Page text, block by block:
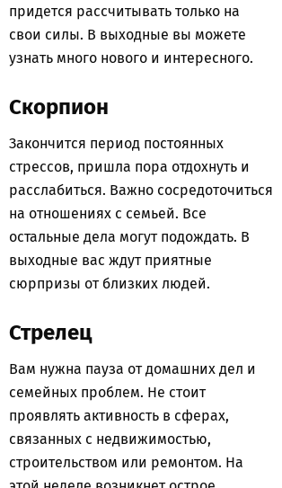
придется рассчитывать только на
свои силы. В выходные вы можете
узнать много нового и интересного.
Скорпион
Закончится период постоянных
стрессов, пришла пора отдохнуть и
расслабиться. Важно сосредоточиться
на отношениях с семьей. Все
остальные дела могут подождать. В
выходные вас ждут приятные
сюрпризы от близких людей.
Стрелец
Вам нужна пауза от домашних дел и
семейных проблем. Не стоит
проявлять активность в сферах,
связанных с недвижимостью,
строительством или ремонтом. На